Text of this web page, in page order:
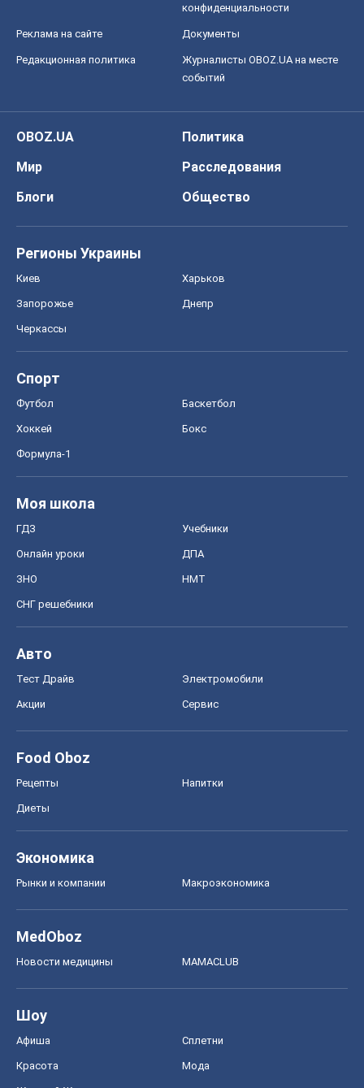
конфиденциальности
Реклама на сайте Документы
Редакционная политика
Журналисты OBOZ.UA на месте
событий
OBOZ.UA
Политика
Мир
Расследования
Блоги
Общество
Регионы Украины
Киев Харьков
Запорожье Днепр
Черкассы
Спорт
Футбол Баскетбол
Хоккей Бокс
Формула-1
Моя школа
ГДЗ Учебники
Онлайн уроки ДПА
ЗНО НМТ
СНГ решебники
Авто
Тест Драйв Электромобили
Акции Сервис
Food Oboz
Рецепты Напитки
Диеты
Экономика
Рынки и компании Mакроэкономика
MedOboz
Новости медицины MAMACLUB
Шоу
Афиша Сплетни
Красота Мода